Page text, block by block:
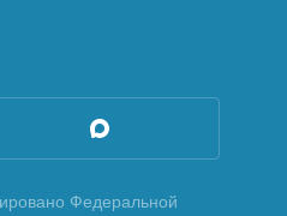
Федеральной